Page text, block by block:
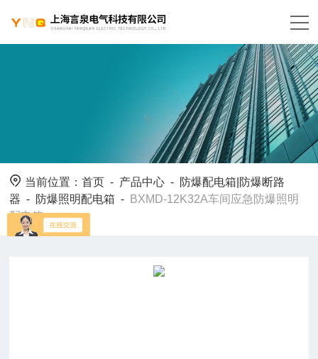
当前位置：首页 - 产品中心 - 防爆配电箱|防爆断路
器 - 防爆照明配电箱 -
BXMD-12K32A车间应急防爆照明
配电箱